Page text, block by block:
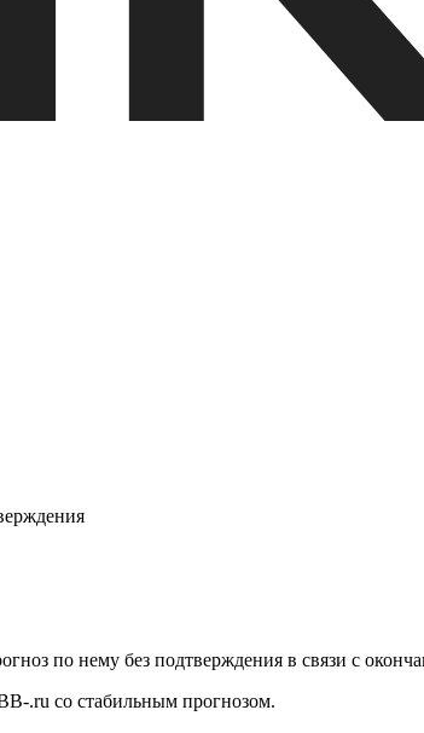
по нему без подтверждения в связи с
.ru со стабильным прогнозом.